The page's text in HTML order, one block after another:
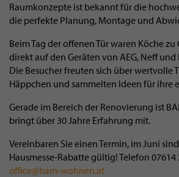
Raumkonzepte ist bekannt für die
die perfekte Planung, Montage und
Beim Tag der offenen Tür waren Köche
direkt auf den Geräten von AEG, Neff
Die Besucher freuten sich über wertvolle
Häppchen und sammelten Ideen für ihre
Gerade im Bereich der Renovierung ist
bringt über 30 Jahre Erfahrung mit.
Vereinbaren Sie einen Termin, im Juni
Hausmesse-Rabatte gültig! Telefon 07614
office@bam-wohnen.at